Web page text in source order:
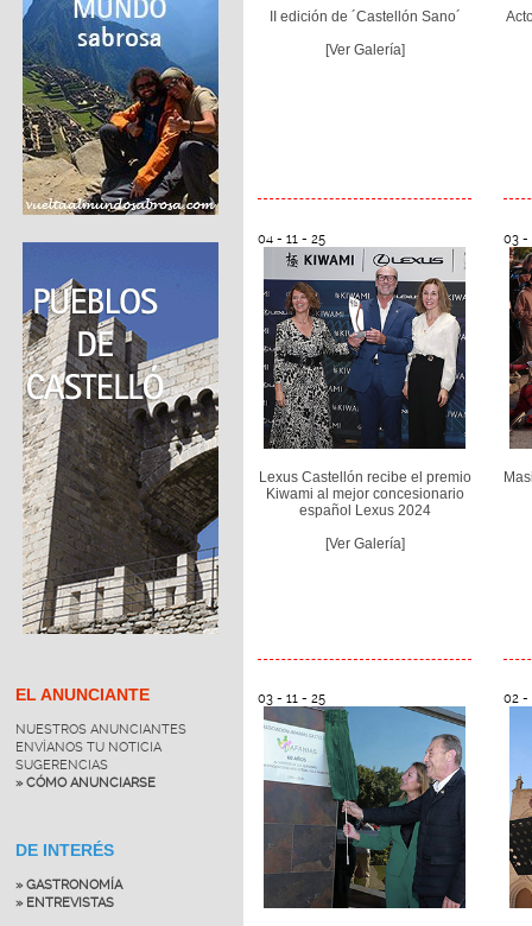
EL ANUNCIANTE
NUESTROS ANUNCIANTES
ENVÍANOS TU NOTICIA
SUGERENCIAS
» CÓMO ANUNCIARSE
DE INTERÉS
» GASTRONOMÍA
» ENTREVISTAS
II edición de ´Castellón Sano´
[Ver Galería]
04 - 11 - 25
Lexus Castellón recibe el premio
Kiwami al mejor concesionario
español Lexus 2024
[Ver Galería]
03 -
03 - 11 - 25 02 -